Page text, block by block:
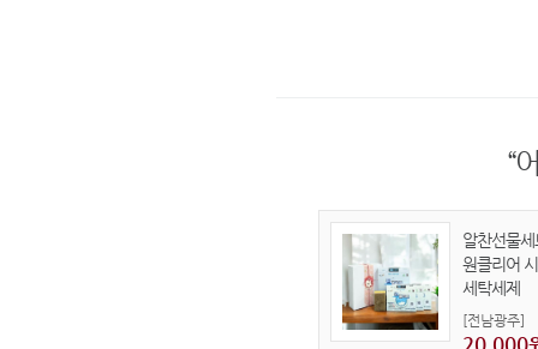
“
알찬선물세
원클리어
세탁세제
[전남광주]
20,000